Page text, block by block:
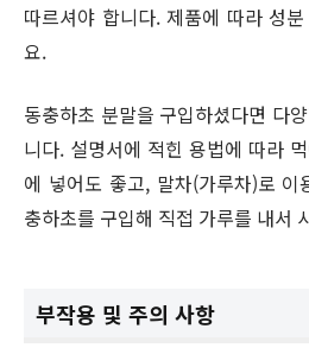
따르셔야 합니다. 제품에 따라 성
요.
동충하초 분말을 구입하셨다면 다
니다. 설명서에 적힌 용법에 따라
에 넣어도 좋고, 말차(가루차)로
충하초를 구입해 직접 가루를 내서
부작용 및 주의 사항